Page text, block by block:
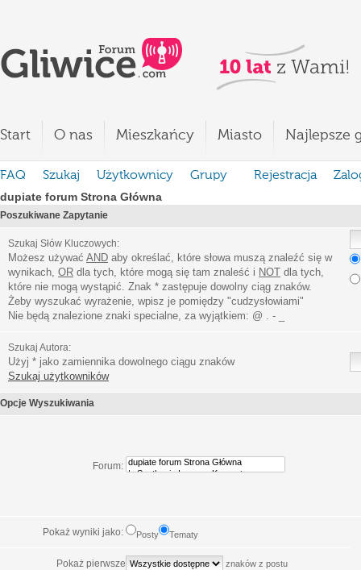
Start O nas Mieszkańcy Miasto Najlepsze
FAQ Szukaj Użytkownicy Grupy Rejestracja
dupiate forum Strona Główna
Poszukiwane Zapytanie
Szukaj Słów Kluczowych:
Możesz używać AND aby określać, które słowa muszą znaleźć się w
wynikach, OR dla tych, które mogą się tam znaleść i NOT dla tych,
które nie mogą wystąpić. Znak * zastępuje dowolny ciąg znaków.
Żeby wyszukać wyrażenie, wpisz je pomiędzy "cudzysłowiami"
Nie będą znalezione znaki specialne, za wyjątkiem: @ . - _
Szukaj Autora:
Użyj * jako zamiennika dowolnego ciągu znaków
Szukaj użytkowników
Opcje Wyszukiwania
Forum:
Pokaż wyniki jako: Posty Tematy
Pokaż pierwsze znaków z postu